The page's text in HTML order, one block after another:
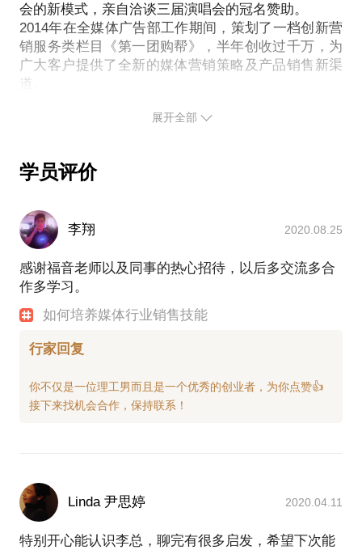
会的新模式，亲自洽谈三届演唱会的冠名赞助。
2014年在全媒体广告部工作期间，策划了一档创新营
销服务类栏目《第一团购帮》，半年创收过千万，为
广大客户提供了全新的媒体营销策略及产品销售新渠
展开全部
学员评价
李翔 2020.08.25
感谢福音老师以及同事的热心招待，以后多交流多合
作多学习。
如何培养媒体行业销售技能
行家回复
你不仅是一位理工男而且是一个优秀的创业者，为你点赞👍
Linda 尹思婷 2020.04.11
特别开心能认识李总，聊完有很多启发，希望下次能